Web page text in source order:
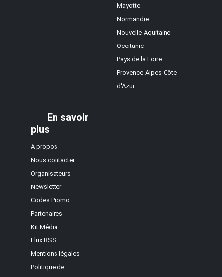
Mayotte
Normandie
Nouvelle-Aquitaine
Occitanie
Pays de la Loire
Provence-Alpes-Côte
d'Azur
En savoir
plus
A propos
Nous contacter
Organisateurs
Newsletter
Codes Promo
Partenaires
Kit Média
Flux RSS
Mentions légales
Politique de